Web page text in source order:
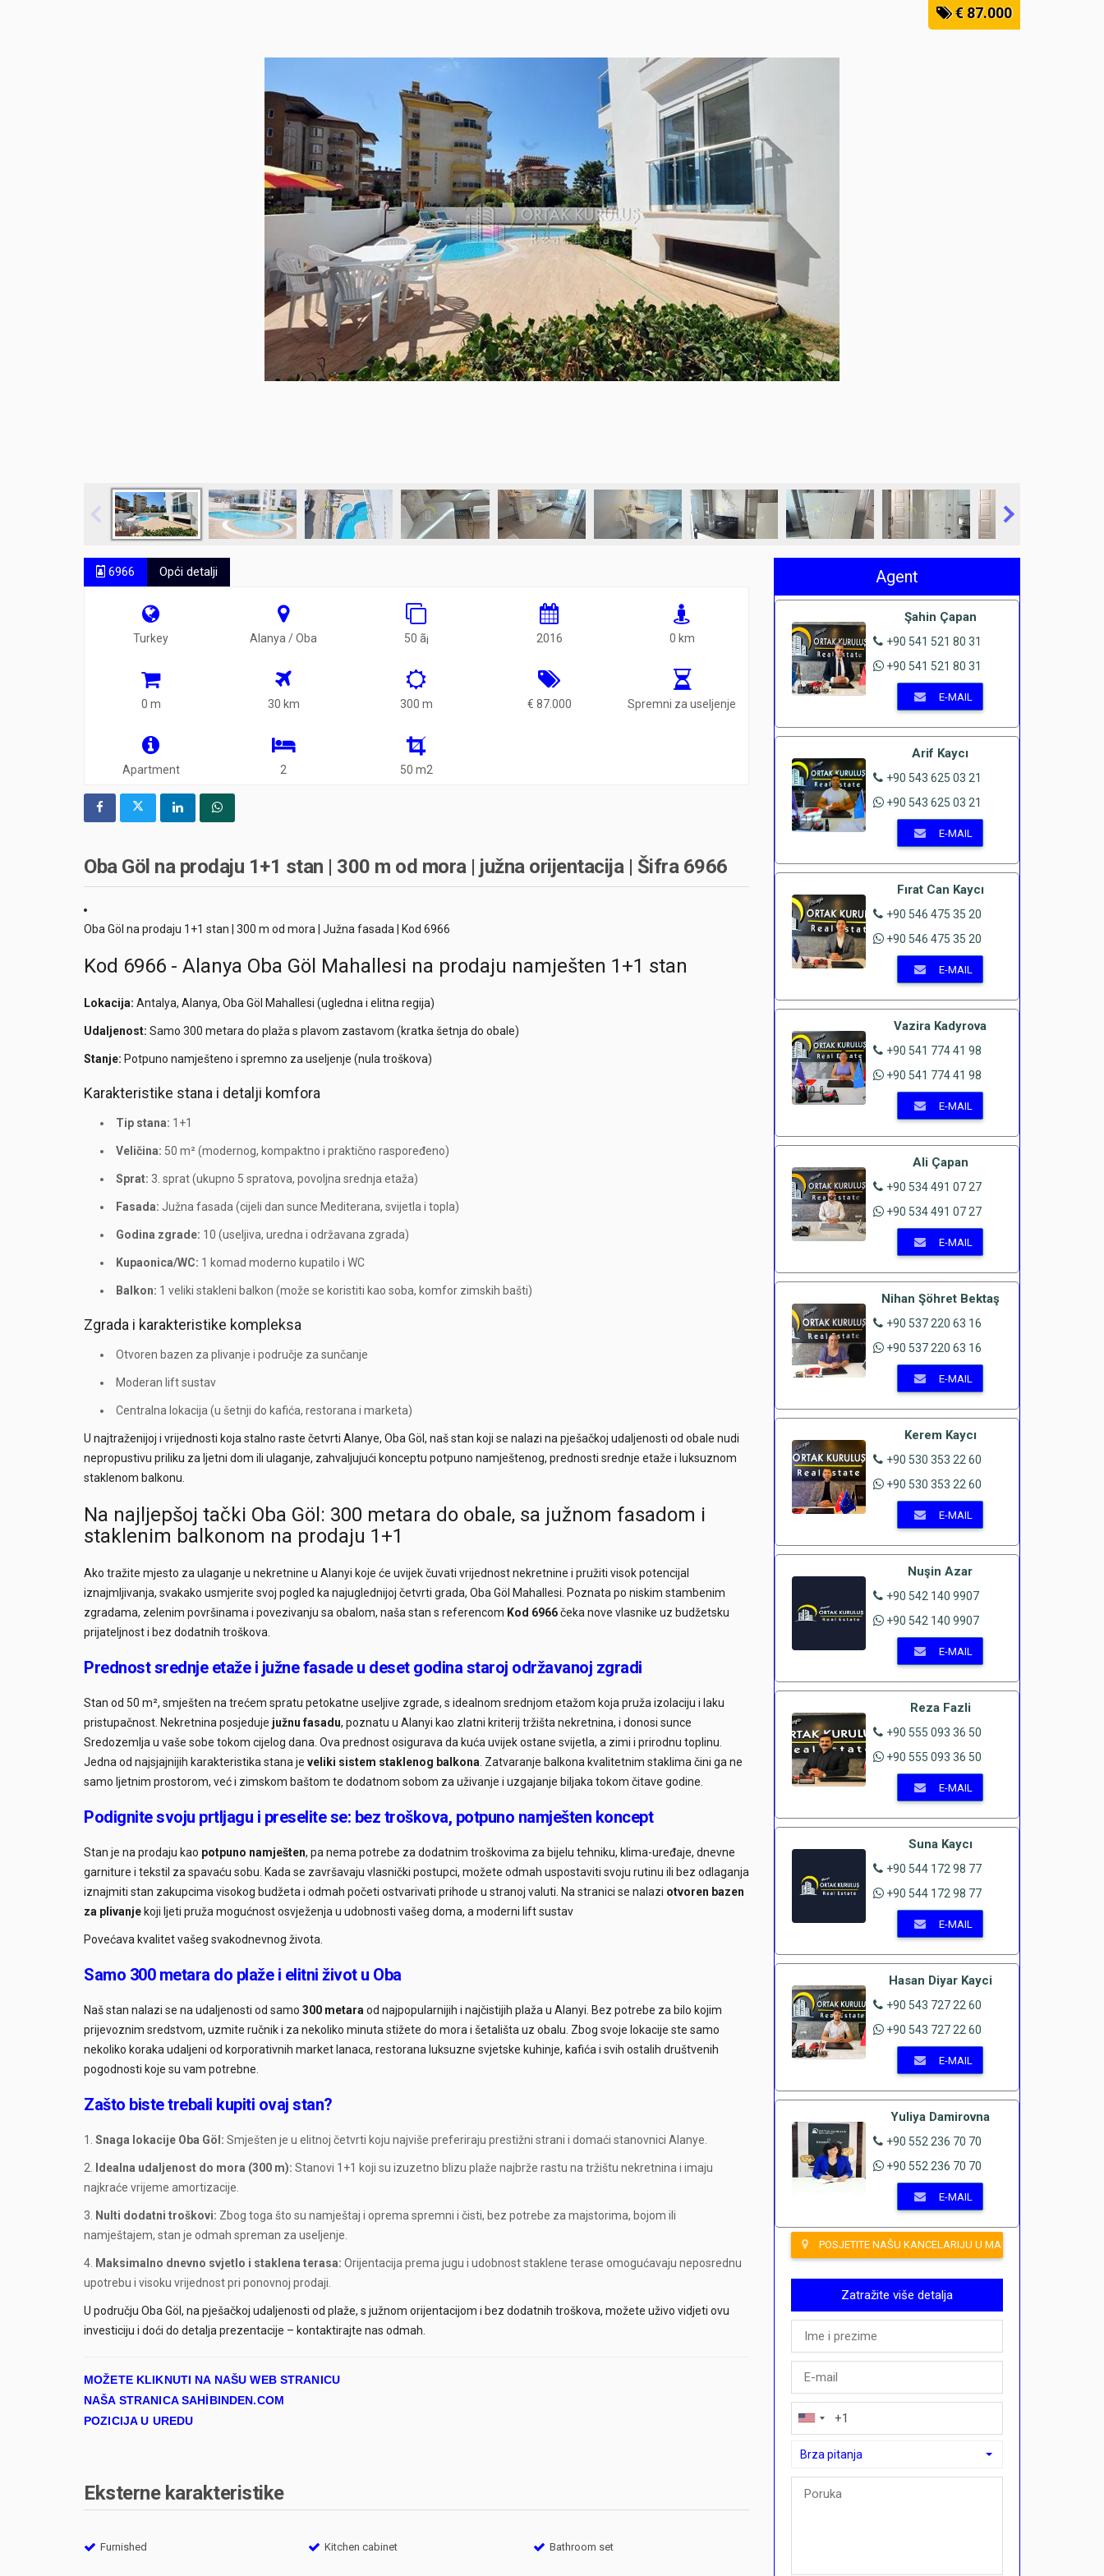
€ 87.000
6966 Opći detalji
Turkey Alanya / Oba 50 ã¡ 2016 0 km
0 m 30 km 300 m € 87.000 Spremni za useljenje
Apartment 2 50 m2
Oba Göl na prodaju 1+1 stan | 300 m od mora | južna orijentacija | Šifra 6966
Oba Göl na prodaju 1+1 stan | 300 m od mora | Južna fasada | Kod 6966
Kod 6966 - Alanya Oba Göl Mahallesi na prodaju namješten 1+1 stan
Lokacija: Antalya, Alanya, Oba Göl Mahallesi (ugledna i elitna regija)
Udaljenost: Samo 300 metara do plaža s plavom zastavom (kratka šetnja do obale)
Stanje: Potpuno namješteno i spremno za useljenje (nula troškova)
Karakteristike stana i detalji komfora
Tip stana: 1+1
Veličina: 50 m² (modernog, kompaktno i praktično raspoređeno)
Sprat: 3. sprat (ukupno 5 spratova, povoljna srednja etaža)
Fasada: Južna fasada (cijeli dan sunce Mediterana, svijetla i topla)
Godina zgrade: 10 (useljiva, uredna i održavana zgrada)
Kupaonica/WC: 1 komad moderno kupatilo i WC
Balkon: 1 veliki stakleni balkon (može se koristiti kao soba, komfor zimskih bašti)
Zgrada i karakteristike kompleksa
Otvoren bazen za plivanje i područje za sunčanje
Moderan lift sustav
Centralna lokacija (u šetnji do kafića, restorana i marketa)
U najtraženijoj i vrijednosti koja stalno raste četvrti Alanye, Oba Göl, naš stan koji se nalazi na pješačkoj udaljenosti od obale nudi
nepropustivu priliku za ljetni dom ili ulaganje, zahvaljujući konceptu potpuno namještenog, prednosti srednje etaže i luksuznom
staklenom balkonu.
Na najljepšoj tački Oba Göl: 300 metara do obale, sa južnom fasadom i
staklenim balkonom na prodaju 1+1
Ako tražite mjesto za ulaganje u nekretnine u Alanyi koje će uvijek čuvati vrijednost nekretnine i pružiti visok potencijal
iznajmljivanja, svakako usmjerite svoj pogled ka najuglednijoj četvrti grada, Oba Göl Mahallesi. Poznata po niskim stambenim
zgradama, zelenim površinama i povezivanju sa obalom, naša stan s referencom Kod 6966čeka nove vlasnike uz budžetsku
prijateljnost i bez dodatnih troškova.
Prednost srednje etaže i južne fasade u deset godina staroj održavanoj zgradi
Stan od 50 m², smješten na trećem spratu petokatne useljive zgrade, s idealnom srednjom etažom koja pruža izolaciju i laku
pristupačnost. Nekretnina posjeduje južnu fasadu, poznatu u Alanyi kao zlatni kriterij tržišta nekretnina, i donosi sunce
Sredozemlja u vaše sobe tokom cijelog dana. Ova prednost osigurava da kuća uvijek ostane svijetla, a zimi i prirodnu toplinu.
Jedna od najsjajnijih karakteristika stana je veliki sistem staklenog balkona . Zatvaranje balkona kvalitetnim staklima čini ga ne
samo ljetnim prostorom, već i zimskom baštom te dodatnom sobom za uživanje i uzgajanje biljaka tokom čitave godine.
Podignite svoju prtljagu i preselite se: bez troškova, potpuno namješten koncept
Stan je na prodaju kao potpuno namješten, pa nema potrebe za dodatnim troškovima za bijelu tehniku, klima-uređaje, dnevne
garniture i tekstil za spavaću sobu. Kada se završavaju vlasnički postupci, možete odmah uspostaviti svoju rutinu ili bez odlaganja
iznajmiti stan zakupcima visokog budžeta i odmah početi ostvarivati prihode u stranoj valuti. Na stranici se nalazi otvoren bazen
za plivanje koji ljeti pruža mogućnost osvježenja u udobnosti vašeg doma, a moderni lift sustav
Povećava kvalitet vašeg svakodnevnog života.
Samo 300 metara do plaže i elitni život u Oba
Naš stan nalazi se na udaljenosti od samo 300 metara od najpopularnijih i najčistijih plaža u Alanyi. Bez potrebe za bilo kojim
prijevoznim sredstvom, uzmite ručnik i za nekoliko minuta stižete do mora i šetališta uz obalu. Zbog svoje lokacije ste samo
nekoliko koraka udaljeni od korporativnih market lanaca, restorana luksuzne svjetske kuhinje, kafića i svih ostalih društvenih
pogodnosti koje su vam potrebne.
Zašto biste trebali kupiti ovaj stan?
Snaga lokacije Oba Göl: Smješten je u elitnoj četvrti koju najviše preferiraju prestižni strani i domaći stanovnici Alanye.
Idealna udaljenost do mora (300 m): Stanovi 1+1 koji su izuzetno blizu plaže najbrže rastu na tržištu nekretnina i imaju
najkraće vrijeme amortizacije.
Nulti dodatni troškovi: Zbog toga što su namještaj i oprema spremni i čisti, bez potrebe za majstorima, bojom ili
namještajem, stan je odmah spreman za useljenje.
Maksimalno dnevno svjetlo i staklena terasa: Orijentacija prema jugu i udobnost staklene terase omogućavaju neposrednu
upotrebu i visoku vrijednost pri ponovnoj prodaji.
U području Oba Göl, na pješačkoj udaljenosti od plaže, s južnom orijentacijom i bez dodatnih troškova, možete uživo vidjeti ovu
investiciju i doći do detalja prezentacije – kontaktirajte nas odmah.
MOŽETE KLIKNUTI NA NAŠU WEB STRANICU
NAŠA STRANICA SAHİBINDEN.COM
POZICIJA U UREDU
Eksterne karakteristike
Furnished Kitchen cabinet Bathroom set
Agent
Şahin Çapan
+90 541 521 80 31
+90 541 521 80 31
E-MAIL
Arif Kaycı
+90 543 625 03 21
+90 543 625 03 21
E-MAIL
Fırat Can Kaycı
+90 546 475 35 20
+90 546 475 35 20
E-MAIL
Vazira Kadyrova
+90 541 774 41 98
+90 541 774 41 98
E-MAIL
Ali Çapan
+90 534 491 07 27
+90 534 491 07 27
E-MAIL
Nihan Şöhret Bektaş
+90 537 220 63 16
+90 537 220 63 16
E-MAIL
Kerem Kaycı
+90 530 353 22 60
+90 530 353 22 60
E-MAIL
Nuşin Azar
+90 542 140 9907
+90 542 140 9907
E-MAIL
Reza Fazli
+90 555 093 36 50
+90 555 093 36 50
E-MAIL
Suna Kaycı
+90 544 172 98 77
+90 544 172 98 77
E-MAIL
Hasan Diyar Kayci
+90 543 727 22 60
+90 543 727 22 60
E-MAIL
Yuliya Damirovna
+90 552 236 70 70
+90 552 236 70 70
E-MAIL
POSJETITE NAŠU KANCELARIJU U MAHMUTLARU
Zatražite više detalja
Brza pitanja
Brza pitanja